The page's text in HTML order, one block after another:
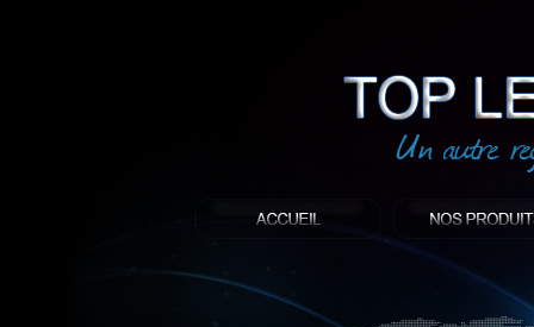
: Top led world
Produit décoratif led
Objet publicitaire led
éclairage blanc led